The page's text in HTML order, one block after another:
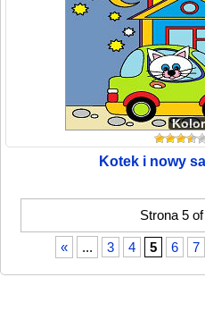
Kotek i nowy
Strona 5
« ... 3 4 5 6 7